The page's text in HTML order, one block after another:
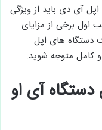
آی دی باید از ویژگی
اول برخی از مزایای
دستگاه های اپل
کامل متوجه شوید.
دستگاه آی او